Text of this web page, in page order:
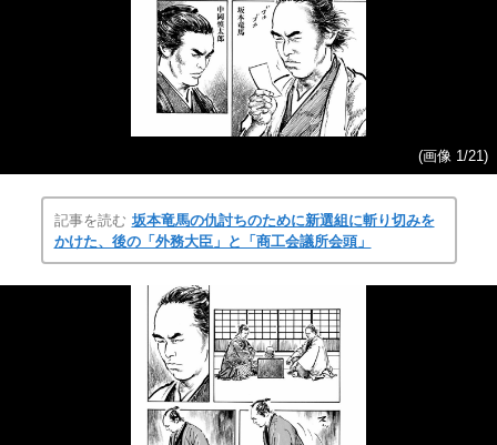
(画像 1/21)
記事を読む 坂本竜馬の仇討ちのために新選組に斬り切みを
かけた、後の「外務大臣」と「商工会議所会頭」